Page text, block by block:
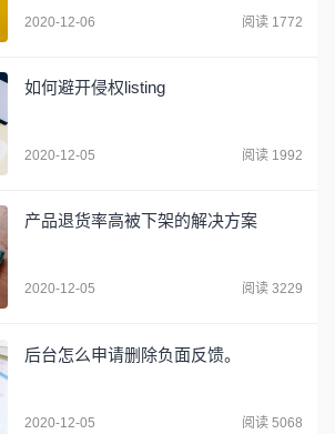
2020-12-06 阅读 1772
如何避开侵权listing
2020-12-05 阅读 1992
产品退货率高被下架的解决方案
2020-12-05 阅读 3229
后台怎么申请删除负面反馈。
2020-12-05 阅读 5068